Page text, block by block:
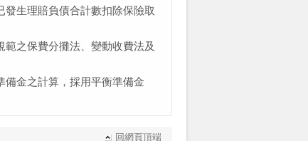
生理賠負債合計數扣除保險取
之保費分攤法、變動收費法及
備金之計算，採用平衡準備金
回網頁頂端